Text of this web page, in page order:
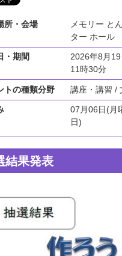
所・会場
メモリー と
ター ホール
・期間
2026年8月
11時30分
トの種類分野 講座・講習 /
07月06日(月
日)
結果発表